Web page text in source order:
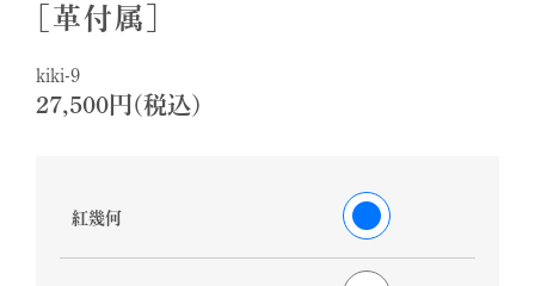
［革付属］
kiki-9
27,500円(税込)
紅幾何